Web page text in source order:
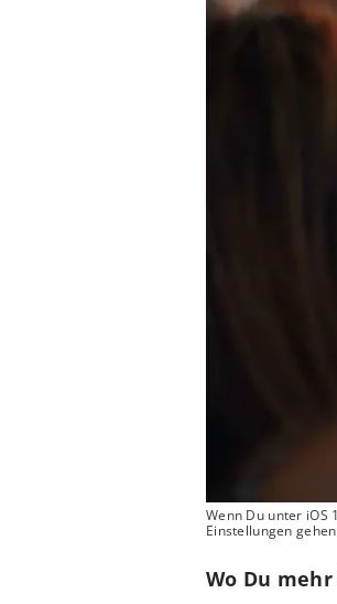
Wenn Du unter iOS
Einstellungen
Wo Du